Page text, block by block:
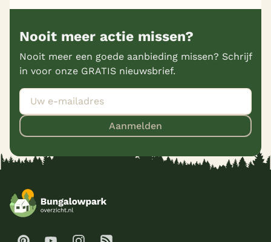
Nooit meer actie missen?
Nooit meer een goede aanbieding missen? Schrijf
in voor onze GRATIS nieuwsbrief.
Aanmelden